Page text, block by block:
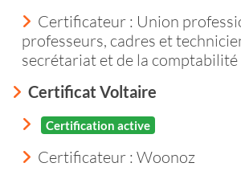
Certificateur : Union
professeurs, cadres et
secrétariat et de la comptabilité
Certificat Voltaire
Certification active
Certificateur : Woonoz